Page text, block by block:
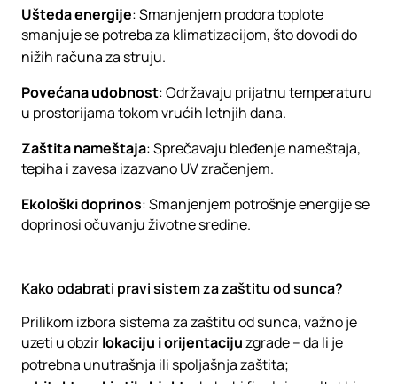
Ušteda energije: Smanjenjem prodora toplote
smanjuje se potreba za klimatizacijom, što dovodi do
nižih računa za struju.
Povećana udobnost: Održavaju prijatnu temperaturu
u prostorijama tokom vrućih letnjih dana.
Zaštita nameštaja: Sprečavaju bleđenje nameštaja,
tepiha i zavesa izazvano UV zračenjem.
Ekološki doprinos: Smanjenjem potrošnje energije se
doprinosi očuvanju životne sredine.
Kako odabrati pravi sistem za zaštitu od sunca?
Prilikom izbora sistema za zaštitu od sunca, važno je
uzeti u obzirlokaciju i orijentacijuzgrade – da li je
potrebna unutrašnja ili spoljašnja zaštita;